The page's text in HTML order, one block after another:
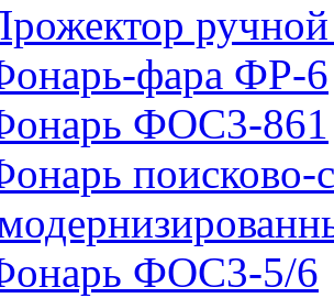
фара ФР-6
ФОС3-861
ФОС3-5/6